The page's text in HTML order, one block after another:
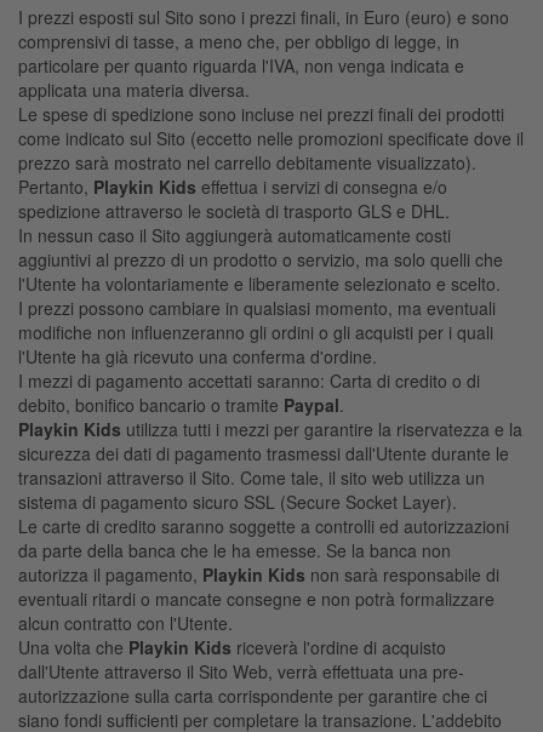
I prezzi esposti sul Sito sono i prezzi finali, in Euro (euro) e sono
comprensivi di tasse, a meno che, per obbligo di legge, in
particolare per quanto riguarda l'IVA, non venga indicata e
applicata una materia diversa.
Le spese di spedizione sono incluse nei prezzi finali dei prodotti
come indicato sul Sito (eccetto nelle promozioni specificate dove il
prezzo sarà mostrato nel carrello debitamente visualizzato).
Pertanto, Playkin Kids effettua i servizi di consegna e/o
spedizione attraverso le società di trasporto GLS e DHL.
In nessun caso il Sito aggiungerà automaticamente costi
aggiuntivi al prezzo di un prodotto o servizio, ma solo quelli che
l'Utente ha volontariamente e liberamente selezionato e scelto.
I prezzi possono cambiare in qualsiasi momento, ma eventuali
modifiche non influenzeranno gli ordini o gli acquisti per i quali
l'Utente ha già ricevuto una conferma d'ordine.
I mezzi di pagamento accettati saranno: Carta di credito o di
debito, bonifico bancario o tramite Paypal.
Playkin Kids utilizza tutti i mezzi per garantire la riservatezza e la
sicurezza dei dati di pagamento trasmessi dall'Utente durante le
transazioni attraverso il Sito. Come tale, il sito web utilizza un
sistema di pagamento sicuro SSL (Secure Socket Layer).
Le carte di credito saranno soggette a controlli ed autorizzazioni
da parte della banca che le ha emesse. Se la banca non
autorizza il pagamento, Playkin Kids non sarà responsabile di
eventuali ritardi o mancate consegne e non potrà formalizzare
alcun contratto con l'Utente.
Una volta che Playkin Kids riceverà l'ordine di acquisto
dall'Utente attraverso il Sito Web, verrà effettuata una pre-
autorizzazione sulla carta corrispondente per garantire che ci
siano fondi sufficienti per completare la transazione. L'addebito